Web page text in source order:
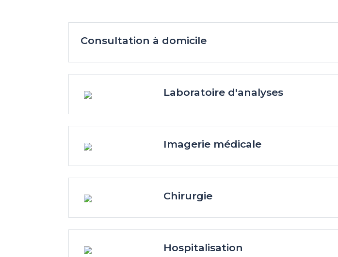
Consultation à domicile
Laboratoire d'analyses
Imagerie médicale
Chirurgie
Hospitalisation